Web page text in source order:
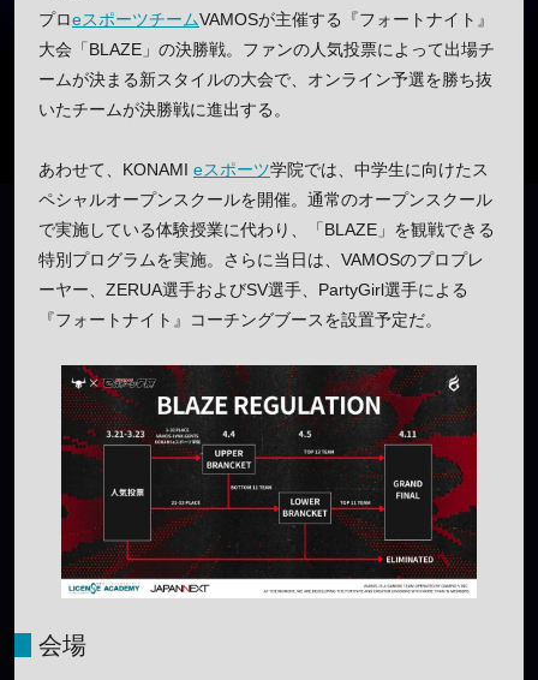
プロeスポーツチームVAMOSが主催する『フォートナイト』
大会「BLAZE」の決勝戦。ファンの人気投票によって出場チ
ームが決まる新スタイルの大会で、オンライン予選を勝ち抜
いたチームが決勝戦に進出する。
あわせて、KONAMI eスポーツ学院では、中学生に向けたス
ペシャルオープンスクールを開催。通常のオープンスクール
で実施している体験授業に代わり、「BLAZE」を観戦できる
特別プログラムを実施。さらに当日は、VAMOSのプロプレ
ーヤー、ZERUA選手およびSV選手、PartyGirl選手による
『フォートナイト』コーチングブースを設置予定だ。
会場